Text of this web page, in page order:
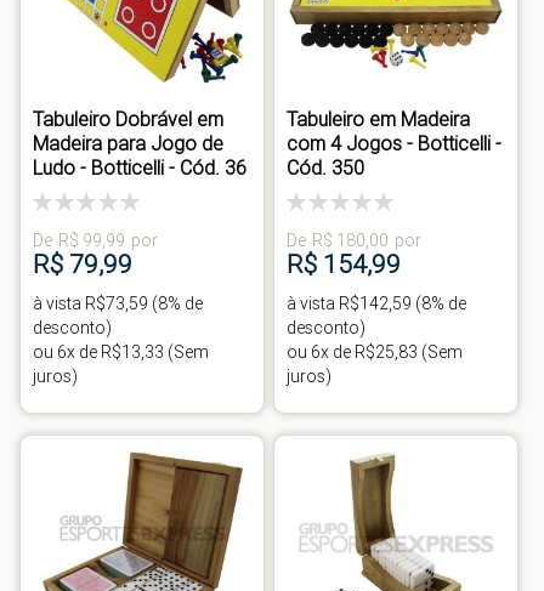
Tabuleiro Dobrável em
Madeira para Jogo de
Ludo - Botticelli - Cód. 36
Classificação:
De R$ 99,99 por
R$ 79,99
à vista R$73,59 (8% de
desconto)
ou 6x de R$13,33 (Sem
juros)
Tabuleiro em Madeira
com 4 Jogos - Botticelli -
Cód. 350
Classificação:
De R$ 180,00 por
R$ 154,99
à vista R$142,59 (8% de
desconto)
ou 6x de R$25,83 (Sem
juros)